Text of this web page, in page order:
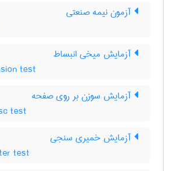
آزمون نیمه صنعتی
آزمایش میخی انبساط
test
آزمایش سوزن بر روی صفحه
test
آزمایش خمیری سنجی
test